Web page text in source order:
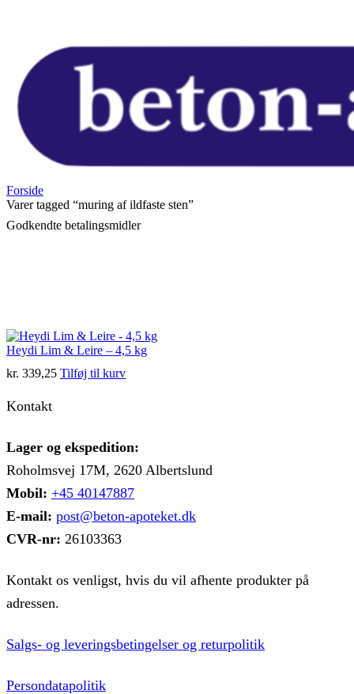
Forside
Varer tagged “muring af ildfaste sten”
Godkendte betalingsmidler
Heydi Lim & Leire – 4,5 kg
kr. 339,25 Tilføj til kurv
Kontakt
Lager og ekspedition:
Roholmsvej 17M, 2620 Albertslund
Mobil: +45 40147887
E-mail: post@beton-apoteket.dk
CVR-nr: 26103363
Kontakt os venligst, hvis du vil afhente produkter på
adressen.
Salgs- og leveringsbetingelser og returpolitik
Persondatapolitik